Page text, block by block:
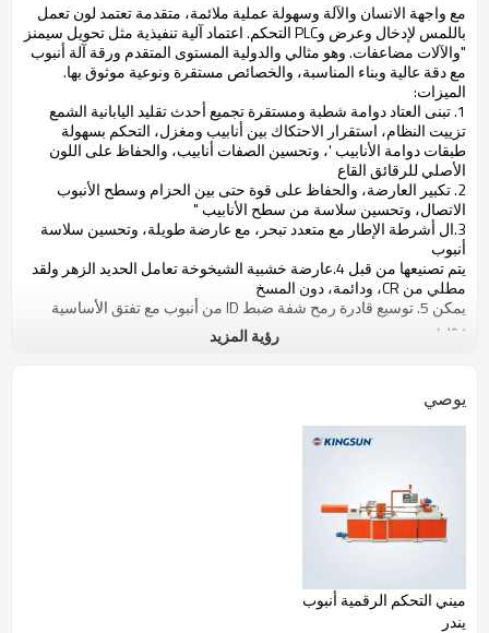
مع واجهة الانسان والآلة وسهولة عملية ملائمة، متقدمة تعتمدلونتعمل
باللمس لإدخال وعرض وPLCالتحكم.اعتمادآلية تنفيذية مثلتحويل سيمنز
"والآلات مضاعفات.وهو مثالي والدولية المستوى المتقدم ورقةآلة أنبوب
مع دقة عالية وبناء المناسبة، والخصائص مستقرة ونوعية موثوق بها.
الميزات:
1. تبنى العتاددوامة شطبة ومستقرةتجميعأحدثتقليداليابانية الشمع
تزييت النظام، استقرار الاحتكاك بين أنابيب ومغزل، التحكم بسهولة
طبقاتدوامة الأنابيب '، وتحسين الصفات أنابيب، والحفاظ على اللون
الأصلي للرقائقالقاع
2. تكبير العارضة، والحفاظ على قوة حتى بين الحزام وسطح الأنبوب
الاتصال، وتحسين سلاسة من سطح الأنابيب "
3. ال أشرطة الإطار معمتعددتبحر ، مععارضةطويلة، وتحسين سلاسة
أنبوب
يتم تصنيعها من قبل4.عارضة خشبية الشيخوخةتعامل الحديد الزهر ولقد
مطلي من CR، ودائمة،دون المسخ
يمكن 5. توسيعقادرة رمح شفة ضبط IDمن أنبوب معتفتقالأساسية
روب
السرعة ومنخفضة
8.إضافي
9.دائرة كهربائيةوالأجهزة الكهربائية
رؤية المزيد
يوصي
ميني التحكم الرقمية أنبوب
يندر